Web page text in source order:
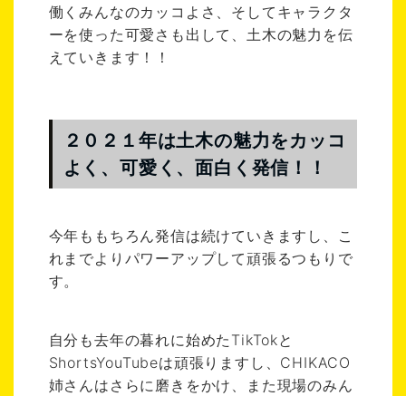
働くみんなのカッコよさ、そしてキャラクタ
ーを使った可愛さも出して、土木の魅力を伝
えていきます！！
２０２１年は土木の魅力をカッコ
よく、可愛く、面白く発信！！
今年ももちろん発信は続けていきますし、こ
れまでよりパワーアップして頑張るつもりで
す。
自分も去年の暮れに始めたTikTokと
ShortsYouTubeは頑張りますし、CHIKACO
姉さんはさらに磨きをかけ、また現場のみん